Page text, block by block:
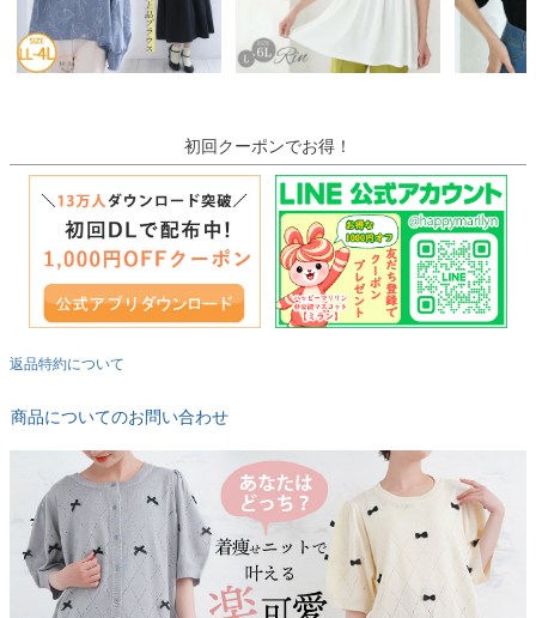
初回クーポンでお得！
返品特約について
商品についてのお問い合わせ